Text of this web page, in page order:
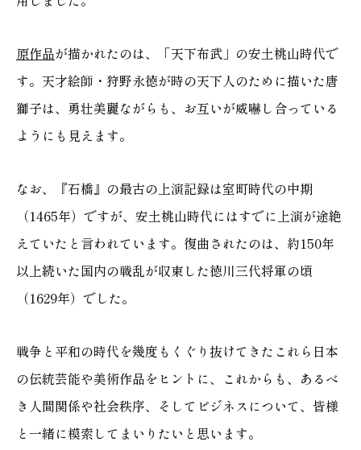
原作品が描かれたのは、「天下布武」の安土桃山時代で
す。天才絵師・狩野永徳が時の天下人のために描いた唐
獅子は、勇壮美麗ながらも、お互いが威嚇し合っている
ようにも見えます。
なお、『石橋』の最古の上演記録は室町時代の中期
（1465年）ですが、安土桃山時代にはすでに上演が途絶
えていたと言われています。復曲されたのは、約150年
以上続いた国内の戦乱が収束した徳川三代将軍の頃
（1629年）でした。
戦争と平和の時代を幾度もくぐり抜けてきたこれら日本
の伝統芸能や美術作品をヒントに、これからも、あるべ
き人間関係や社会秩序、そしてビジネスについて、皆様
と一緒に模索してまいりたいと思います。